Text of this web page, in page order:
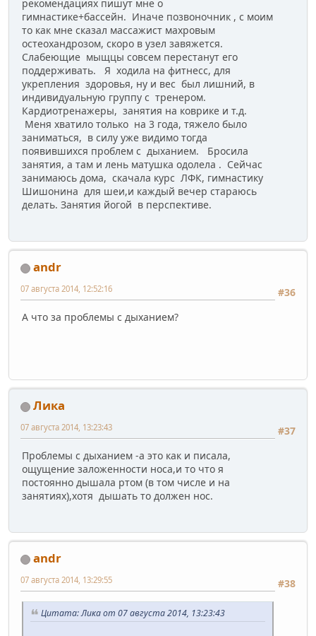
рекомендациях пишут мне о
гимнастике+бассейн. Иначе позвоночник , с моим
то как мне сказал массажист махровым
остеохандрозом, скоро в узел завяжется.
Слабеющие мыщцы совсем перестанут его
поддерживать. Я ходила на фитнесс, для
укрепления здоровья, ну и вес был лишний, в
индивидуальную группу с тренером.
Кардиотренажеры, занятия на коврике и т.д.
Меня хватило только на 3 года, тяжело было
заниматься, в силу уже видимо тогда
появившихся проблем с дыханием. Бросила
занятия, а там и лень матушка одолела . Сейчас
занимаюсь дома, скачала курс ЛФК, гимнастику
Шишонина для шеи,и каждый вечер стараюсь
делать. Занятия йогой в перспективе.
andr
#36
07 августа 2014, 12:52:16
А что за проблемы с дыханием?
Лика
#37
07 августа 2014, 13:23:43
Проблемы с дыханием -а это как и писала,
ощущение заложенности носа,и то что я
постоянно дышала ртом (в том числе и на
занятиях),хотя дышать то должен нос.
andr
#38
07 августа 2014, 13:29:55
Цитата: Лика от 07 августа 2014, 13:23:43